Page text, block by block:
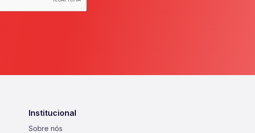
Institucional
Sobre nós